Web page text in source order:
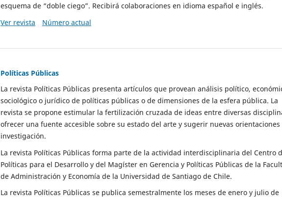
esquema de “doble ciego”. Recibirá colaboraciones en idioma español e inglés.
Ver revista
Número actual
Políticas Públicas
La revista Políticas Públicas presenta artículos que provean análisis político,
sociológico o jurídico de políticas públicas o de dimensiones de la esfera pública. La
revista se propone estimular la fertilización cruzada de ideas entre diversas
ofrecer una fuente accesible sobre su estado del arte y sugerir nuevas orientaciones
investigación.
La revista Políticas Públicas forma parte de la actividad interdisciplinaria del Centro
Políticas para el Desarrollo y del Magíster en Gerencia y Políticas Públicas de la
de Administración y Economía de la Universidad de Santiago de Chile.
La revista Políticas Públicas se publica semestralmente los meses de enero y julio de